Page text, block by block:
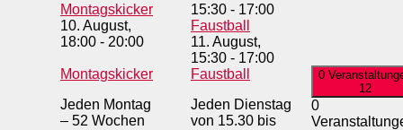
Montagskicker
10. August,
18:00 - 20:00
Montagskicker
Jeden Montag
– 52 Wochen
15:30 - 17:00
Faustball
11. August,
15:30 - 17:00
Faustball
Jeden Dienstag
von 15.30 bis
0
12
0